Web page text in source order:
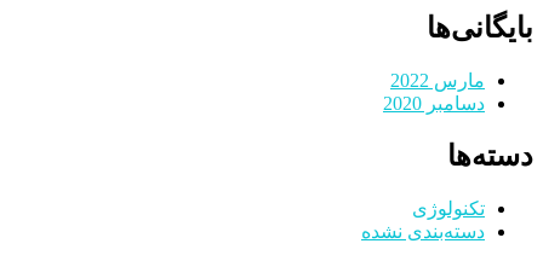
بایگانی‌ها
مارس 2022
دسامبر 2020
دسته‌ها
تکنولوژی
دسته‌بندی نشده